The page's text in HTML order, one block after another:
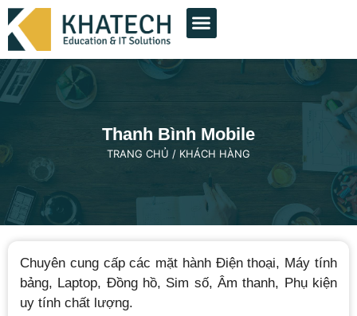
Thanh Bình Mobile
TRANG CHỦ / KHÁCH HÀNG
Chuyên cung cấp các mặt hành Điện thoại, Máy tính
bảng, Laptop, Đồng hồ, Sim số, Âm thanh, Phụ kiện
uy tính chất lượng.